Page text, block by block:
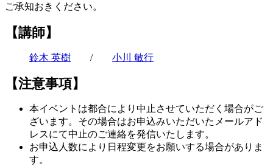
ご承知おきください。
【講師】
鈴木 英樹 / 小川 敏行
【注意事項】
本イベントは都合により中止させていただく場合がご
ざいます。その場合はお申込みいただいたメールアド
レスにて中止のご連絡を発信いたします。
お申込人数により日程変更をお願いする場合がありま
す。